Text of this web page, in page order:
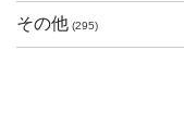
その他 (295)